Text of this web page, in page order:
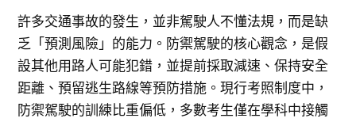
許多交通事故的發生，並非駕駛人不懂法規，而是缺
乏「預測風險」的能力。防禦駕駛的核心觀念，是假
設其他用路人可能犯錯，並提前採取減速、保持安全
距離、預留逃生路線等預防措施。現行考照制度中，
防禦駕駛的訓練比重偏低，多數考生僅在學科中接觸